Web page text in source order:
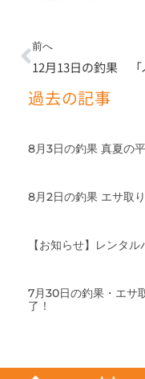
Prev
前へ
過去の記事
8月3日の釣果 真夏の
8月2日の釣果 エサ取
【お知らせ】レンタ
7月30日の釣果・エサ
了！